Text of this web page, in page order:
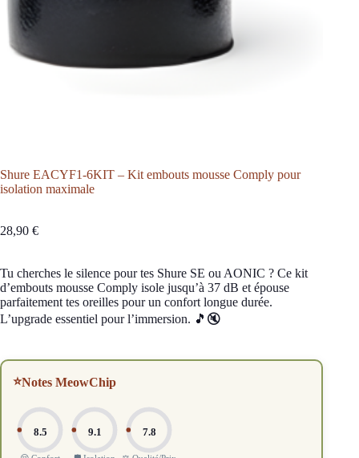
Shure EACYF1-6KIT – Kit embouts mousse Comply pour
isolation maximale
28,90 €
Tu cherches le silence pour tes Shure SE ou AONIC ? Ce kit
d’embouts mousse Comply isole jusqu’à 37 dB et épouse
parfaitement tes oreilles pour un confort longue durée.
L’upgrade essentiel pour l’immersion. 🎵🔇
⭐Notes MeowChip
8.5 9.1 7.8